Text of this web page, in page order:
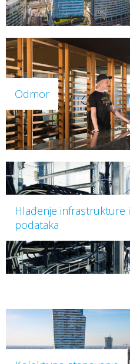
Odmor
Hlađenje infrastrukture
podataka